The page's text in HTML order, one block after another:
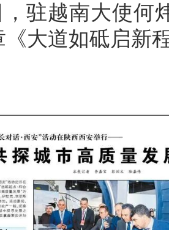
，驻越南大使何
《大道如砥启新